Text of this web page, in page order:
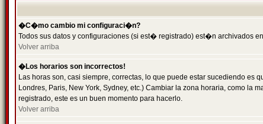
�C�mo cambio mi configuraci�n?
Todos sus datos y configuraciones (si est� registrado) est�n archivados
Volver arriba
�Los horarios son incorrectos!
Las horas son, casi siempre, correctas, lo que puede estar sucediendo
Londres, Paris, New York, Sydney, etc.) Cambiar la zona horaria, como
registrado, este es un buen momento para hacerlo.
Volver arriba